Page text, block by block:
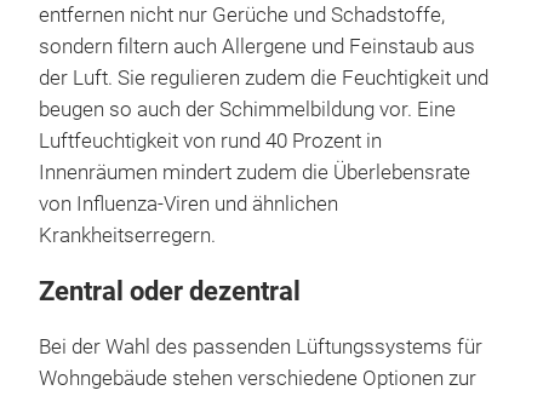
entfernen nicht nur Gerüche und Schadstoffe,
sondern filtern auch Allergene und Feinstaub aus
der Luft. Sie regulieren zudem die Feuchtigkeit und
beugen so auch der Schimmelbildung vor. Eine
Luftfeuchtigkeit von rund 40 Prozent in
Innenräumen mindert zudem die Überlebensrate
von Influenza-Viren und ähnlichen
Krankheitserregern.
Zentral oder dezentral
Bei der Wahl des passenden Lüftungssystems für
Wohngebäude stehen verschiedene Optionen zur